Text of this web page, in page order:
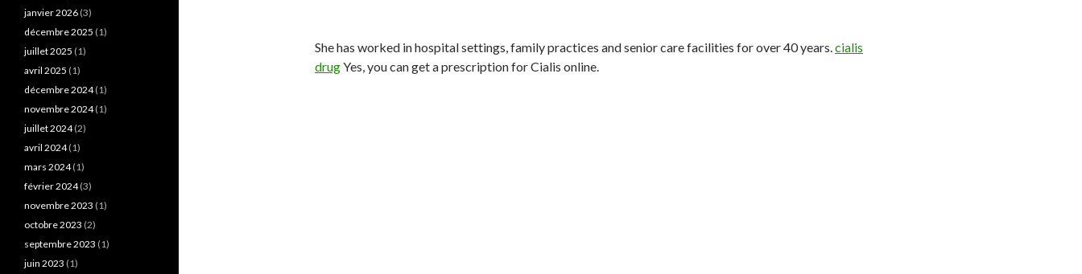
She has worked in hospital settings, family practices and senior care facilities for over 40 years.cialis
drugYes, you can get a prescription for Cialis online.
janvier 2026 (3)
décembre 2025 (1)
juillet 2025 (1)
avril 2025 (1)
décembre 2024(1)
novembre 2024(1)
juillet 2024(2)
avril 2024(1)
mars 2024(1)
février 2024(3)
novembre 2023 (1)
octobre 2023 (2)
septembre 2023 (1)
juin 2023 (1)